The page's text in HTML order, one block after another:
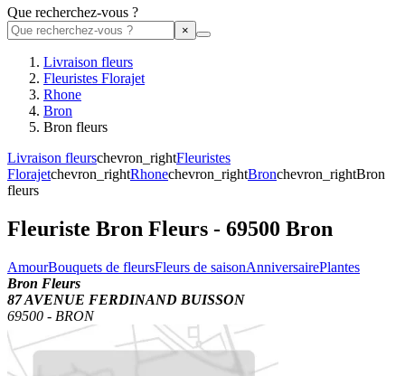
Que recherchez-vous ?
Livraison fleurs
Fleuristes Florajet
Rhone
Bron
Bron fleurs
Livraison fleurschevron_rightFleuristes
Florajetchevron_rightRhonechevron_rightBronchevron_rightBron
fleurs
Fleuriste Bron Fleurs - 69500 Bron
AmourBouquets de fleursFleurs de saisonAnniversairePlantes
Bron Fleurs
87 AVENUE FERDINAND BUISSON
69500 - BRON